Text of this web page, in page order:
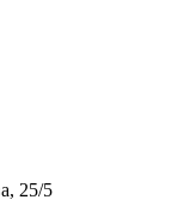
25/5